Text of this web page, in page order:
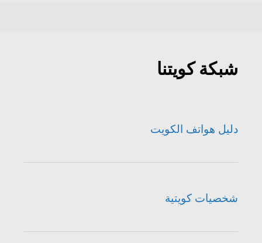
شبكة كويتنا
دليل هواتف الكويت
شخصيات كويتية